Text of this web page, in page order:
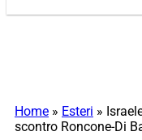
Home » Esteri »
scontro Roncone-Di